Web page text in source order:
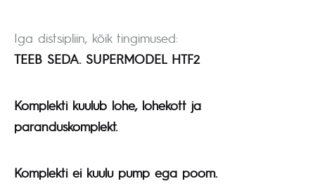
Iga distsipliin, kõik tingimused:
TEEB SEDA. SUPERMODEL HTF2
Komplekti kuulub lohe, lohekott ja
paranduskomplekt.
Komplekti ei kuulu pump ega poom.